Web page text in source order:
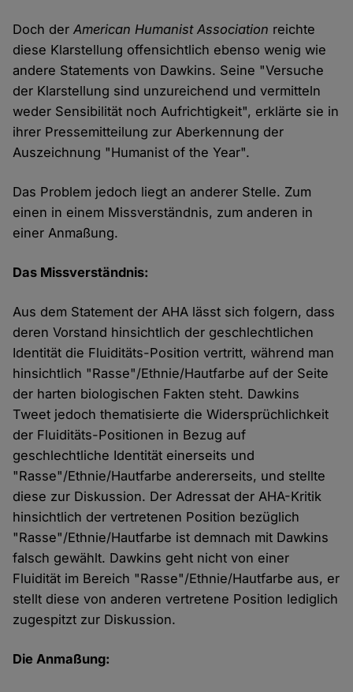
Doch derAmerican Humanist Association reichte
diese Klarstellung offensichtlich ebenso wenig wie
andere Statements von Dawkins. Seine "Versuche
der Klarstellung sind unzureichend und vermitteln
weder Sensibilität noch Aufrichtigkeit", erklärte sie in
ihrer Pressemitteilung zur Aberkennung der
Auszeichnung "Humanist of the Year".
Das Problem jedoch liegt an anderer Stelle. Zum
einen in einem Missverständnis, zum anderen in
einer Anmaßung.
Das Missverständnis:
Aus dem Statement der AHA lässt sich folgern, dass
deren Vorstand hinsichtlich der geschlechtlichen
Identität die Fluiditäts-Position vertritt, während man
hinsichtlich "Rasse"/Ethnie/Hautfarbe auf der Seite
der harten biologischen Fakten steht. Dawkins
Tweet jedoch thematisierte die Widersprüchlichkeit
der Fluiditäts-Positionen in Bezug auf
geschlechtliche Identität einerseits und
"Rasse"/Ethnie/Hautfarbe andererseits, und stellte
diese zur Diskussion. Der Adressat der AHA-Kritik
hinsichtlich der vertretenen Position bezüglich
"Rasse"/Ethnie/Hautfarbe ist demnach mit Dawkins
falsch gewählt. Dawkins geht nicht von einer
Fluidität im Bereich "Rasse"/Ethnie/Hautfarbe aus, er
stellt diese von anderen vertretene Position lediglich
zugespitzt zur Diskussion.
Die Anmaßung: